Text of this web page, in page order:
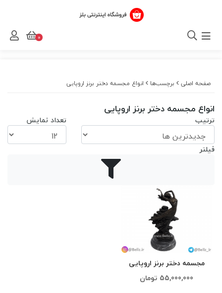
صفحه اصلی برچسب‌ها انواع مجسمه دختر برنز اروپایی
انواع مجسمه دختر برنز اروپایی
ترتیب تعداد نمایش
فیلتر
مجسمه دختر برنز اروپایی
55,000,000 تومان
0